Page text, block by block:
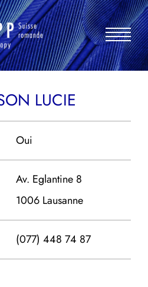
LUCIE
Oui
Av. Eglantine 8
1006 Lausanne
(077) 448 74 87